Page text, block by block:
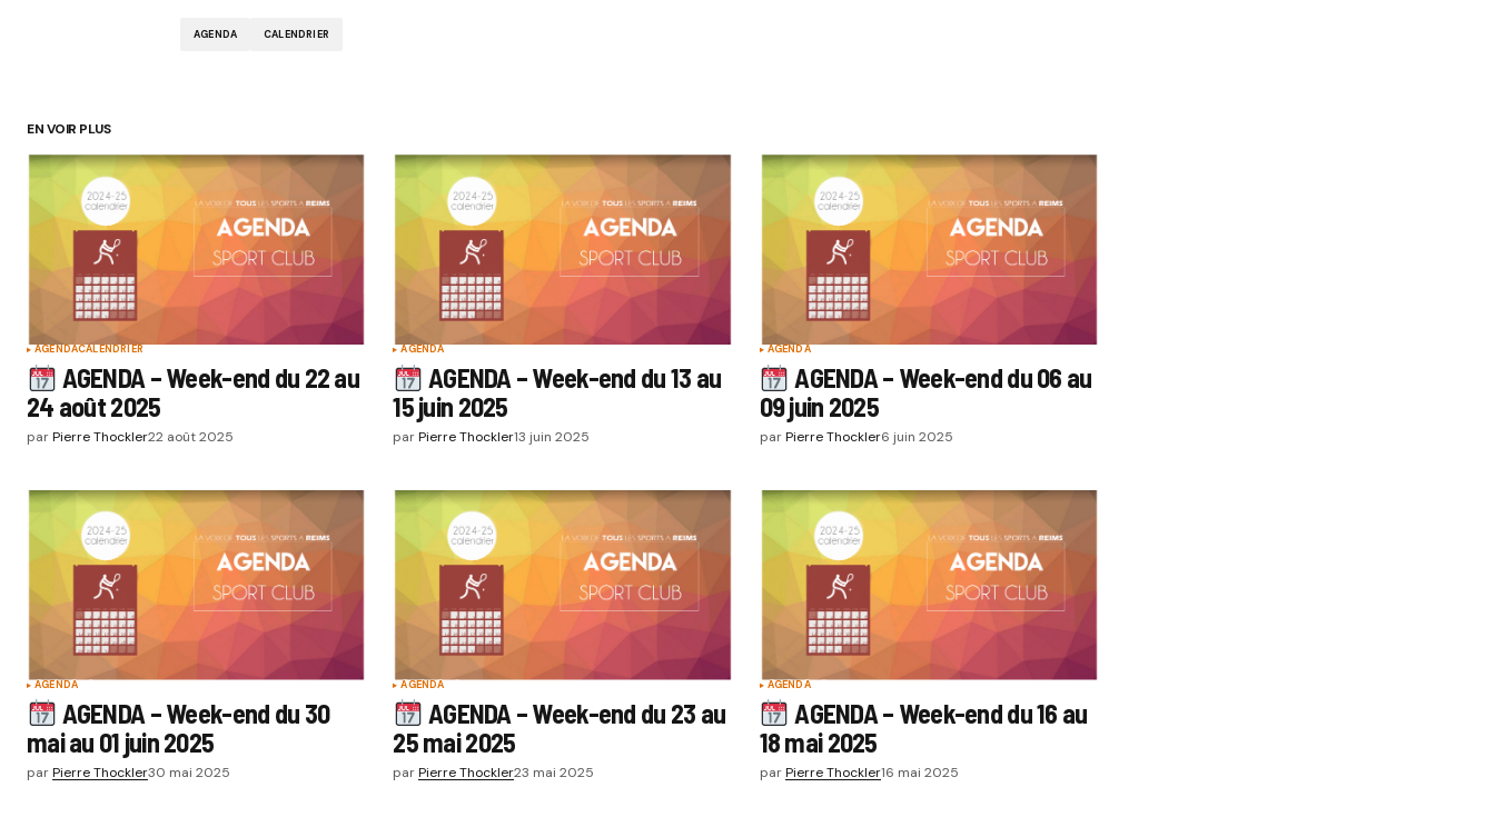
AGENDA CALENDRIER
EN VOIR PLUS
AGENDACALENDRIER
AGENDA – Week-end du 22 au
24 août 2025
parPierre Thockler22 août 2025
AGENDA
AGENDA – Week-end du 13 au
15 juin 2025
par Pierre Thockler13 juin 2025
AGENDA
AGENDA – Week-end du 06 au
09 juin 2025
par Pierre Thockler6 juin 2025
AGENDA
AGENDA – Week-end du 30
mai au 01 juin 2025
parPierre Thockler30 mai 2025
AGENDA
AGENDA – Week-end du 23 au
25 mai 2025
par Pierre Thockler23 mai 2025
AGENDA
AGENDA – Week-end du 16 au
18 mai 2025
par Pierre Thockler16 mai 2025